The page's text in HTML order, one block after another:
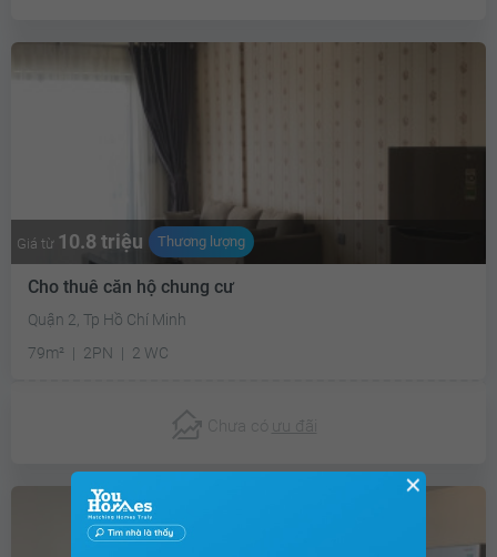
Giá từ 10.8 triệu Thương lượng
Cho thuê căn hộ chung cư
Quận 2, Tp Hồ Chí Minh
79m²
2PN 2 WC
Chưa có ưu đãi
✕